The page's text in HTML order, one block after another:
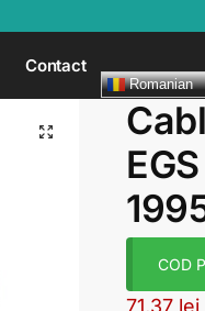
Contact
Romanian
COD
71,37 lei